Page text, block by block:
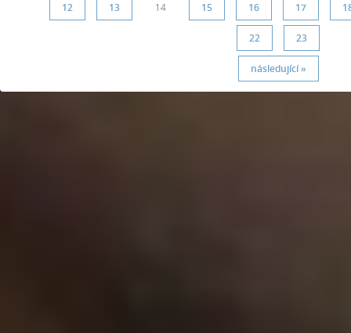
12 13 14 15 16 17
22 23
následující »